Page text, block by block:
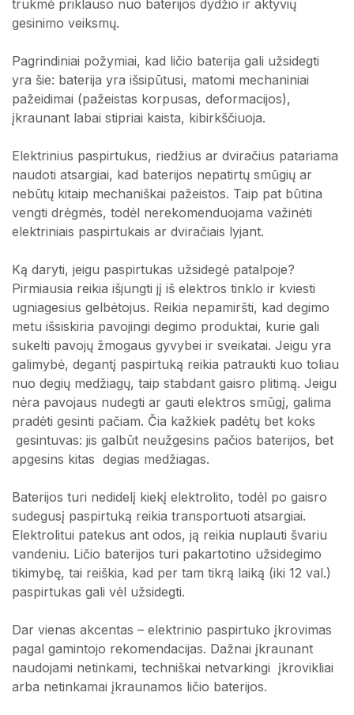
trukmė priklauso nuo baterijos dydžio ir aktyvių
gesinimo veiksmų.
Pagrindiniai požymiai, kad ličio baterija gali užsidegti
yra šie: baterija yra išsipūtusi, matomi mechaniniai
pažeidimai (pažeistas korpusas, deformacijos),
įkraunant labai stipriai kaista, kibirkščiuoja.
Elektrinius paspirtukus, riedžius ar dviračius patariama
naudoti atsargiai, kad baterijos nepatirtų smūgių ar
nebūtų kitaip mechaniškai pažeistos. Taip pat būtina
vengti drėgmės, todėl nerekomenduojama važinėti
elektriniais paspirtukais ar dviračiais lyjant.
Ką daryti, jeigu paspirtukas užsidegė patalpoje?
Pirmiausia reikia išjungti jį iš elektros tinklo ir kviesti
ugniagesius gelbėtojus. Reikia nepamiršti, kad degimo
metu išsiskiria pavojingi degimo produktai, kurie gali
sukelti pavojų žmogaus gyvybei ir sveikatai. Jeigu yra
galimybė, degantį paspirtuką reikia patraukti kuo toliau
nuo degių medžiagų, taip stabdant gaisro plitimą. Jeigu
nėra pavojaus nudegti ar gauti elektros smūgį, galima
pradėti gesinti pačiam. Čia kažkiek padėtų bet koks
gesintuvas: jis galbūt neužgesins pačios baterijos, bet
apgesins kitas degias medžiagas.
Baterijos turi nedidelį kiekį elektrolito, todėl po gaisro
sudegusį paspirtuką reikia transportuoti atsargiai.
Elektrolitui patekus ant odos, ją reikia nuplauti švariu
vandeniu. Ličio baterijos turi pakartotino užsidegimo
tikimybę, tai reiškia, kad per tam tikrą laiką (iki 12 val.)
paspirtukas gali vėl užsidegti.
Dar vienas akcentas – elektrinio paspirtuko įkrovimas
pagal gamintojo rekomendacijas. Dažnai įkraunant
naudojami netinkami, techniškai netvarkingi įkrovikliai
arba netinkamai įkraunamos ličio baterijos.